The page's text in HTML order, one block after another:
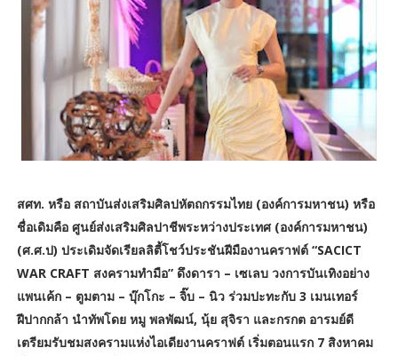
สศท. หรือ สถาบันส่งเสริมศิลปหัตถกรรมไทย (องค์การมหาชน) หรือ
ชื่อเดิมคือ ศูนย์ส่งเสริมศิลปาชีพระหว่างประเทศ (องค์การมหาชน)
(ศ.ศ.ป) ประเดิมจัดเรียลลิตี้โชว์ประชันฝีมืองานคราฟต์ “SACICT
WAR CRAFT สงครามทำมือ” ดึงดารา – เซเลบ วงการบันเทิงอย่าง
แพนเค้ก – ตูมตาม – บุ๊กโกะ – จิ๊บ – นิว ร่วมปะทะกับ 3 เมนเทอร์
ฝีปากกล้า นำทัพโดย หมู พลพัฒน์, นุ้ย สุจิรา และกรกต อารมย์ดี
เตรียมรับชมสงครามแห่งไอเดียงานคราฟต์ เริ่มตอนแรก 7 สิงหาคม